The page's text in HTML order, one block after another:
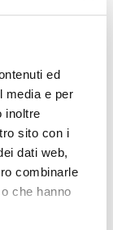
ed
media e per
inoltre
sito con i
dati web,
combinarle
che hanno
€ 0,28
€ 0,25
€ 0,25
€ 0,24